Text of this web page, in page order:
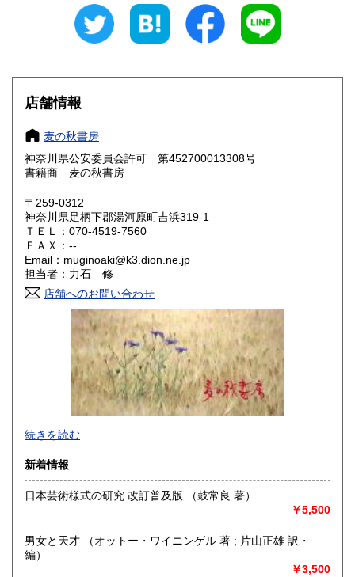
600円 三重県
大阪府
奈良県
鳥取県 600円 島根県
岡山県
山口県 600円
香川県
高知県 600円
600円 長崎県
600円 大分県
600円 鹿児島県
沖縄県
店舗情報
麦の秋書房
神奈川県公安委員会許可 第452700013308号
書籍商 麦の秋書房
〒259-0312
神奈川県足柄下郡湯河原町吉浜319-1
ＴＥＬ：070-4519-7560
ＦＡＸ：--
Email：muginoaki@k3.dion.ne.jp
担当者：力石 修
店舗へのお問い合わせ
商品をできるだけ早くお手元にお届けすることと、梱包を丁
寧に、を心がけております。
沿線名：東海道線
最寄駅：真鶴駅
営業時間：店舗はありません。
書籍の買取について
続きを読む
新着情報
日本芸術様式の研究 改訂普及版 （鼓常良 著）
￥5,500
男女と天才 （オットー・ワイニンゲル 著 ; 片山正雄 訳・
編）
￥3,500